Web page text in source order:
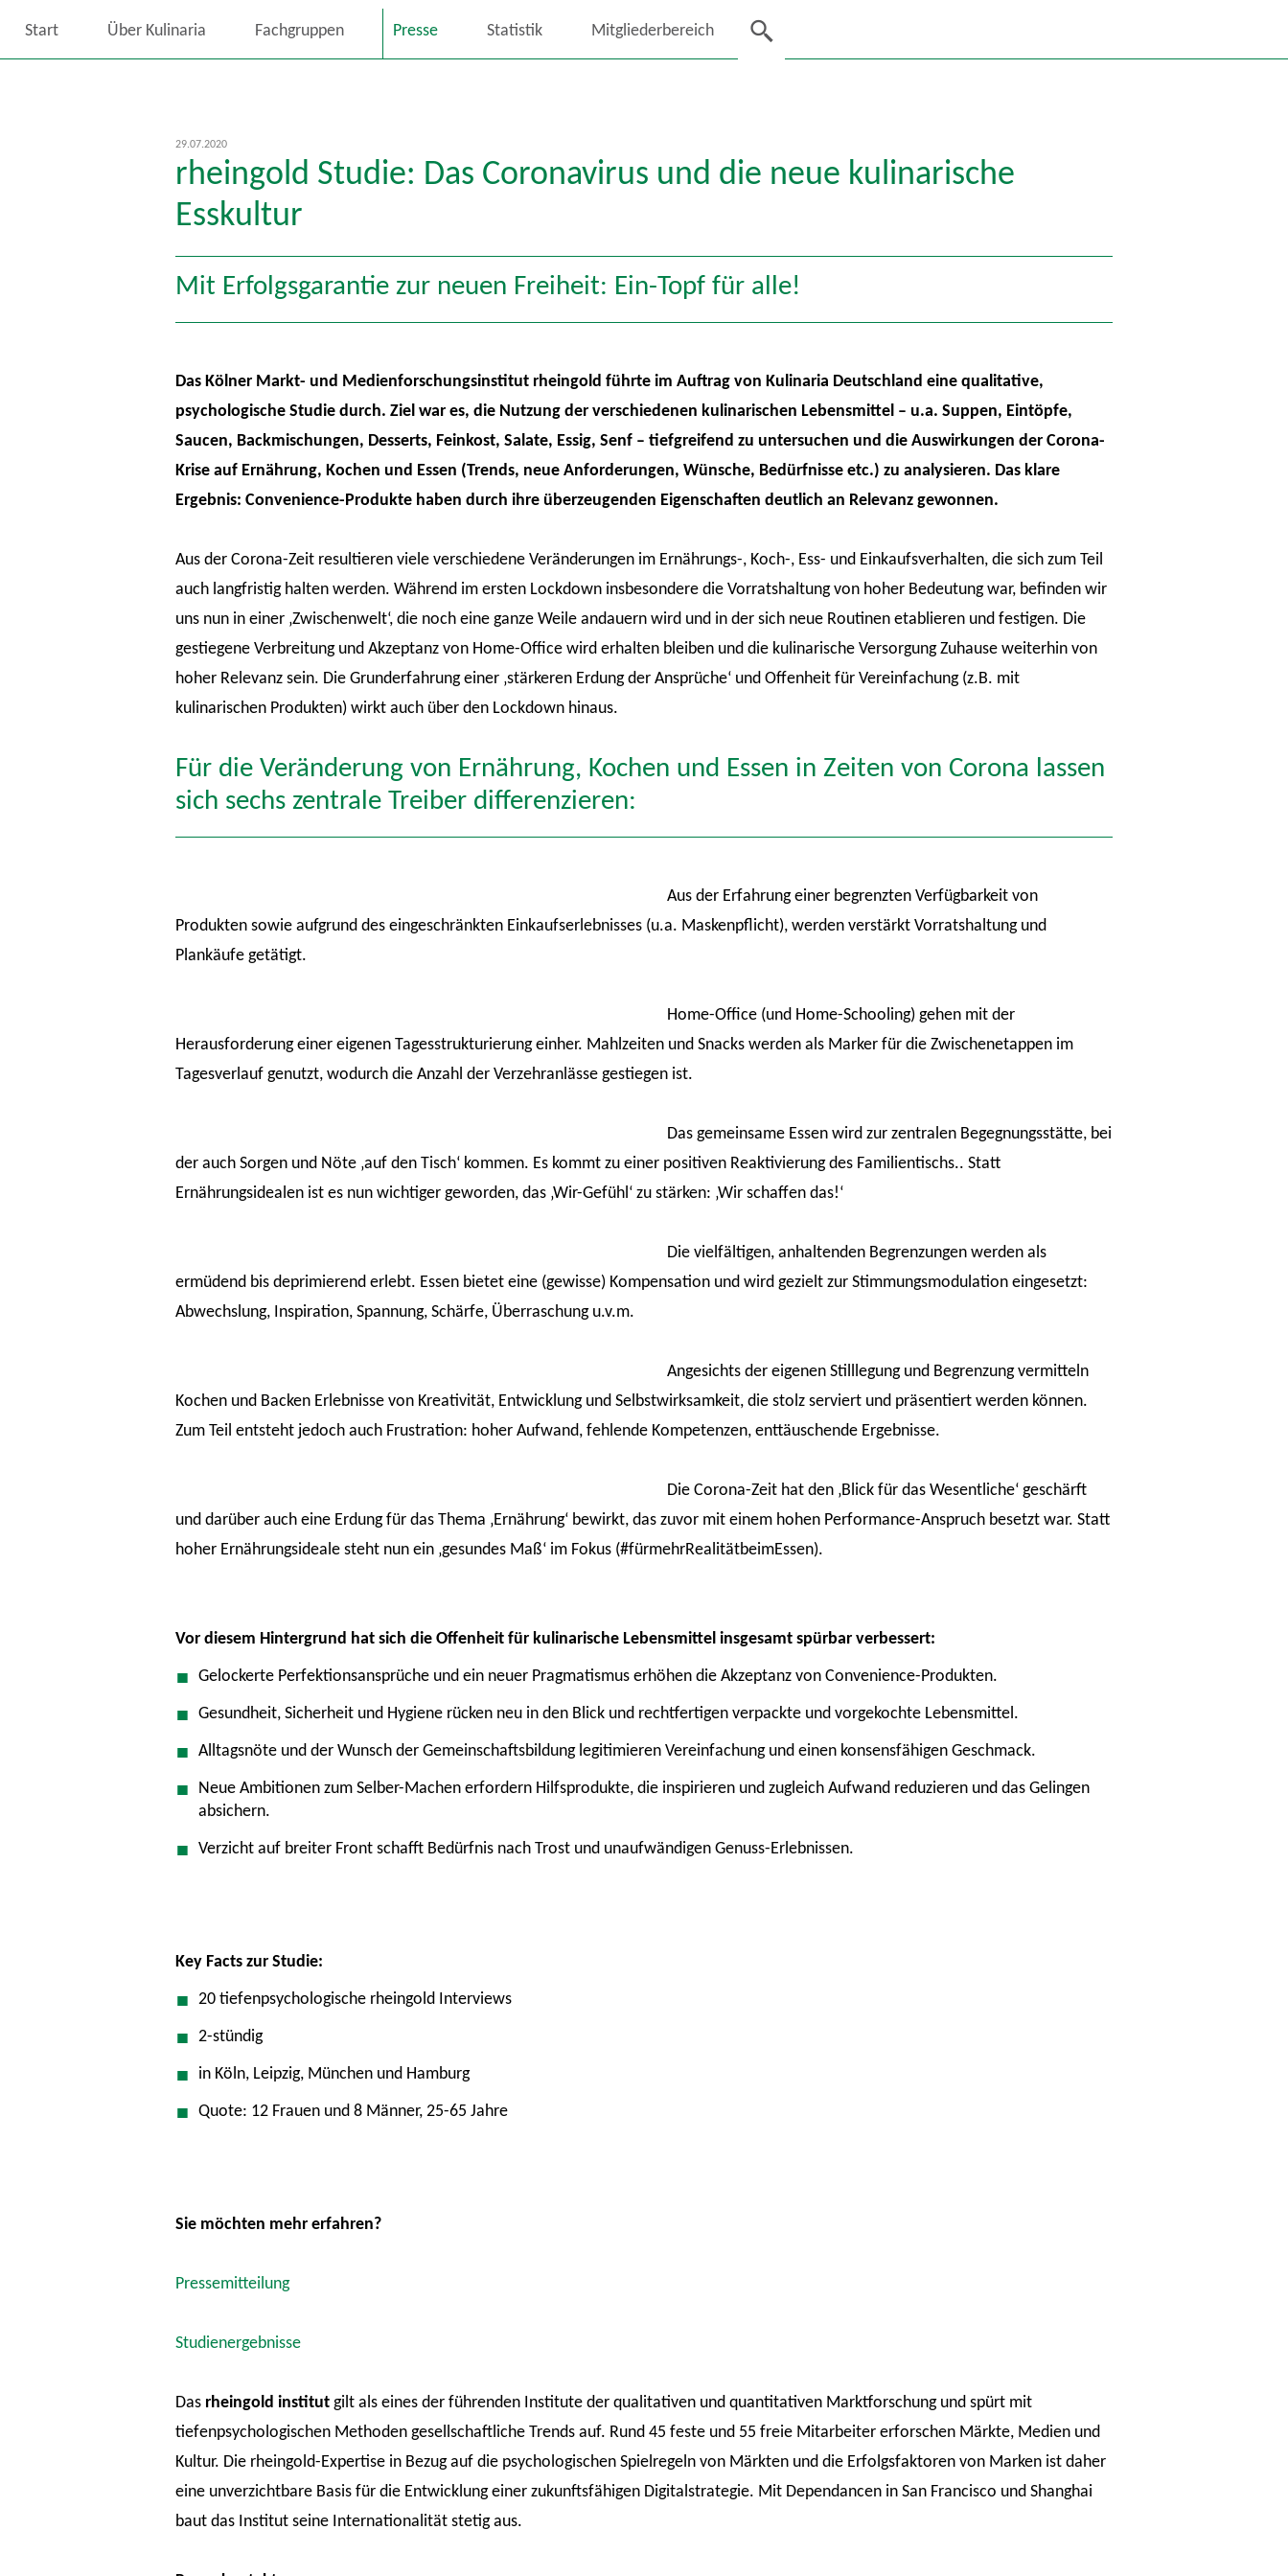
Start Über Kulinaria Fachgruppen Presse Statistik Mitgliederbereich
29.07.2020
rheingold Studie: Das Coronavirus und die neue kulinarische
Esskultur
Mit Erfolgsgarantie zur neuen Freiheit: Ein-Topf für alle!
Das Kölner Markt- und Medienforschungsinstitut rheingold führte im Auftrag von Kulinaria Deutschland eine qualitative,
psychologische Studie durch. Ziel war es, die Nutzung der verschiedenen kulinarischen Lebensmittel – u.a. Suppen, Eintöpfe,
Saucen, Backmischungen, Desserts, Feinkost, Salate, Essig, Senf – tiefgreifend zu untersuchen und die Auswirkungen der Corona-
Krise auf Ernährung, Kochen und Essen (Trends, neue Anforderungen, Wünsche, Bedürfnisse etc.) zu analysieren. Das klare
Ergebnis: Convenience-Produkte haben durch ihre überzeugenden Eigenschaften deutlich an Relevanz gewonnen.
Aus der Corona-Zeit resultieren viele verschiedene Veränderungen im Ernährungs-, Koch-, Ess- und Einkaufsverhalten, die sich zum Teil
auch langfristig halten werden. Während im ersten Lockdown insbesondere die Vorratshaltung von hoher Bedeutung war, befinden wir
uns nun in einer ‚Zwischenwelt‘, die noch eine ganze Weile andauern wird und in der sich neue Routinen etablieren und festigen. Die
gestiegene Verbreitung und Akzeptanz von Home-Office wird erhalten bleiben und die kulinarische Versorgung Zuhause weiterhin von
hoher Relevanz sein. Die Grunderfahrung einer ‚stärkeren Erdung der Ansprüche‘ und Offenheit für Vereinfachung (z.B. mit
kulinarischen Produkten) wirkt auch über den Lockdown hinaus.
Für die Veränderung von Ernährung, Kochen und Essen in Zeiten von Corona lassen
sich sechs zentrale Treiber differenzieren:
Aus der Erfahrung einer begrenzten Verfügbarkeit von
Produkten sowie aufgrund des eingeschränkten Einkaufserlebnisses (u.a. Maskenpflicht), werden verstärkt Vorratshaltung und
Plankäufe getätigt.
Home-Office (und Home-Schooling) gehen mit der
Herausforderung einer eigenen Tagesstrukturierung einher. Mahlzeiten und Snacks werden als Marker für die Zwischenetappen im
Tagesverlauf genutzt, wodurch die Anzahl der Verzehranlässe gestiegen ist.
Das gemeinsame Essen wird zur zentralen Begegnungsstätte, bei
der auch Sorgen und Nöte ‚auf den Tisch‘ kommen. Es kommt zu einer positiven Reaktivierung des Familientischs.. Statt
Ernährungsidealen ist es nun wichtiger geworden, das ‚Wir-Gefühl‘ zu stärken: ‚Wir schaffen das!‘
Die vielfältigen, anhaltenden Begrenzungen werden als
ermüdend bis deprimierend erlebt. Essen bietet eine (gewisse) Kompensation und wird gezielt zur Stimmungsmodulation eingesetzt:
Abwechslung, Inspiration, Spannung, Schärfe, Überraschung u.v.m.
Angesichts der eigenen Stilllegung und Begrenzung vermitteln
Kochen und Backen Erlebnisse von Kreativität, Entwicklung und Selbstwirksamkeit, die stolz serviert und präsentiert werden können.
Zum Teil entsteht jedoch auch Frustration: hoher Aufwand, fehlende Kompetenzen, enttäuschende Ergebnisse.
Die Corona-Zeit hat den ‚Blick für das Wesentliche‘ geschärft
und darüber auch eine Erdung für das Thema ‚Ernährung‘ bewirkt, das zuvor mit einem hohen Performance-Anspruch besetzt war. Statt
hoher Ernährungsideale steht nun ein ‚gesundes Maß‘ im Fokus (#fürmehrRealitätbeimEssen).
Vor diesem Hintergrund hat sich die Offenheit für kulinarische Lebensmittel insgesamt spürbar verbessert:
Gelockerte Perfektionsansprüche und ein neuer Pragmatismus erhöhen die Akzeptanz von Convenience-Produkten.
Gesundheit, Sicherheit und Hygiene rücken neu in den Blick und rechtfertigen verpackte und vorgekochte Lebensmittel.
Alltagsnöte und der Wunsch der Gemeinschaftsbildung legitimieren Vereinfachung und einen konsensfähigen Geschmack.
Neue Ambitionen zum Selber-Machen erfordern Hilfsprodukte, die inspirieren und zugleich Aufwand reduzieren und das Gelingen
absichern.
Verzicht auf breiter Front schafft Bedürfnis nach Trost und unaufwändigen Genuss-Erlebnissen.
Key Facts zur Studie:
20 tiefenpsychologische rheingold Interviews
2-stündig
in Köln, Leipzig, München und Hamburg
Quote: 12 Frauen und 8 Männer, 25-65 Jahre
Sie möchten mehr erfahren?
Pressemitteilung
Studienergebnisse
Das rheingold institut gilt als eines der führenden Institute der qualitativen und quantitativen Marktforschung und spürt mit
tiefenpsychologischen Methoden gesellschaftliche Trends auf. Rund 45 feste und 55 freie Mitarbeiter erforschen Märkte, Medien und
Kultur. Die rheingold-Expertise in Bezug auf die psychologischen Spielregeln von Märkten und die Erfolgsfaktoren von Marken ist daher
eine unverzichtbare Basis für die Entwicklung einer zukunftsfähigen Digitalstrategie. Mit Dependancen in San Francisco und Shanghai
baut das Institut seine Internationalität stetig aus.